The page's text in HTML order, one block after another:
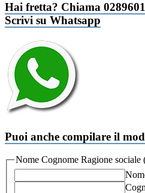
Hai fretta? Chiama
Scrivi su Whatsapp
Puoi anche compilare il
Ragione
GDPR
(eventuale)
Nome Cognome Ragione sociale